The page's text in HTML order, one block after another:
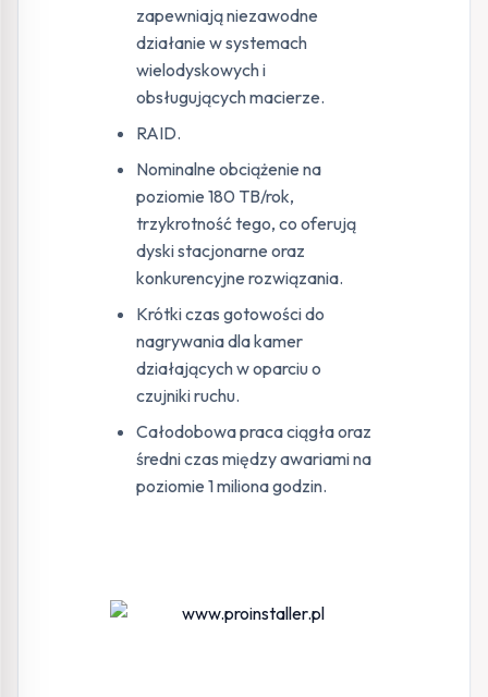
zapewniają niezawodne
działanie w systemach
wielodyskowych i
obsługujących macierze.
RAID.
Nominalne obciążenie na
poziomie 180 TB/rok,
trzykrotność tego, co oferują
dyski stacjonarne oraz
konkurencyjne rozwiązania.
Krótki czas gotowości do
nagrywania dla kamer
działających w oparciu o
czujniki ruchu.
Całodobowa praca ciągła oraz
średni czas między awariami na
poziomie 1 miliona godzin.